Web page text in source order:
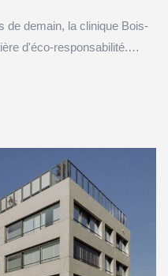
de demain, la clinique Bois-
d'éco-responsabilité.…